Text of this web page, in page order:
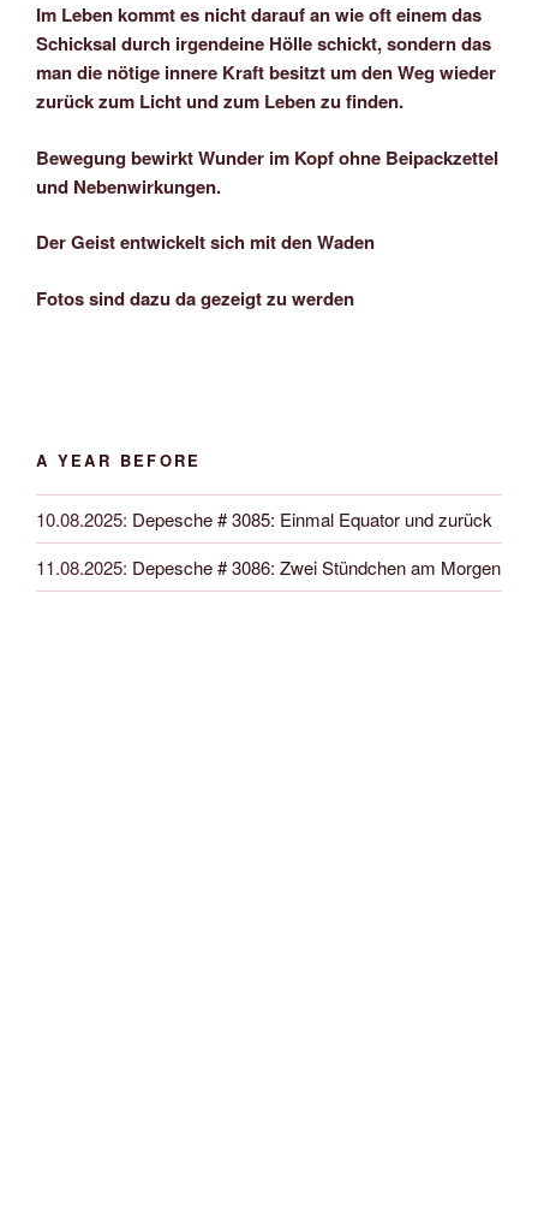
Im Leben kommt es nicht darauf an wie oft einem das
Schicksal durch irgendeine Hölle schickt, sondern das
man die nötige innere Kraft besitzt um den Weg wieder
zurück zum Licht und zum Leben zu finden.
Bewegung bewirkt Wunder im Kopf ohne Beipackzettel
und Nebenwirkungen.
Der Geist entwickelt sich mit den Waden
Fotos sind dazu da gezeigt zu werden
A YEAR BEFORE
10.08.2025: Depesche # 3085: Einmal Equator und zurück
11.08.2025: Depesche # 3086: Zwei Stündchen am Morgen